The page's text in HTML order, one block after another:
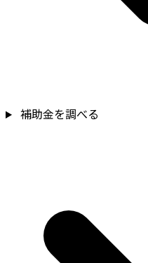
補助金を調べる